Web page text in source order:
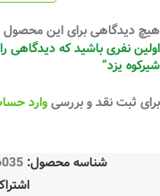
هیچ دیدگاهی برای این
شیرکوه یزد”
برای ثبت نقد و بررسیوارد
شناسه محصول: